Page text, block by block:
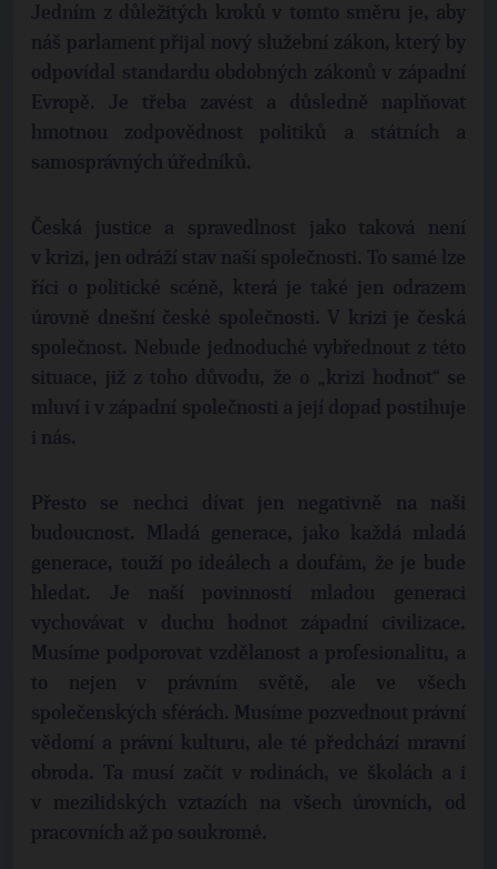
Jedním z důležitých kroků v tomto směru je, aby
náš parlament přijal nový služební zákon, který by
odpovídal standardu obdobných zákonů v západní
Evropě. Je třeba zavést a důsledně naplňovat
hmotnou zodpovědnost politiků a státních a
samosprávných úředníků.
Česká justice a spravedlnost jako taková není
v krizi, jen odráží stav naší společnosti. To samé lze
říci o politické scéně, která je také jen odrazem
úrovně dnešní české společnosti. V krizi je česká
společnost. Nebude jednoduché vybřednout z této
situace, již z toho důvodu, že o „krizi hodnot“ se
mluví i v západní společnosti a její dopad postihuje
i nás.
Přesto se nechci dívat jen negativně na naši
budoucnost. Mladá generace, jako každá mladá
generace, touží po ideálech a doufám, že je bude
hledat. Je naší povinností mladou generaci
vychovávat v duchu hodnot západní civilizace.
Musíme podporovat vzdělanost a profesionalitu, a
to nejen v právním světě, ale ve všech
společenských sférách. Musíme pozvednout právní
vědomí a právní kulturu, ale té předchází mravní
obroda. Ta musí začít v rodinách, ve školách a i
v mezilidských vztazích na všech úrovních, od
pracovních až po soukromé.